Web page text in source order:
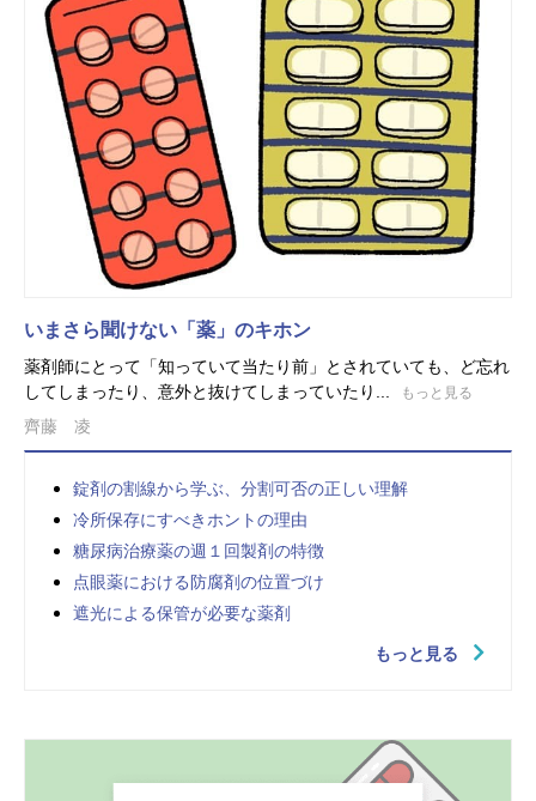
いまさら聞けない「薬」のキホン
薬剤師にとって「知っていて当たり前」とされていても、ど忘れ
してしまったり、意外と抜けてしまっていたり...
もっと見る
齊藤 凌
錠剤の割線から学ぶ、分割可否の正しい理解
冷所保存にすべきホントの理由
糖尿病治療薬の週１回製剤の特徴
点眼薬における防腐剤の位置づけ
遮光による保管が必要な薬剤
もっと見る